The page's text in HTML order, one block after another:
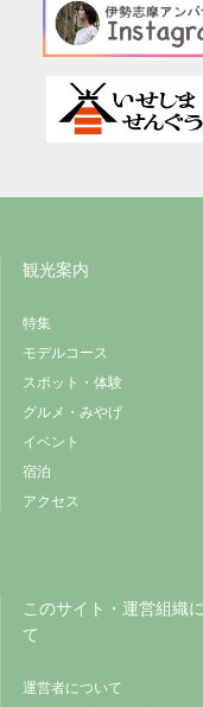
観光案内
特集
モデルコース
スポット・体験
グルメ・みやげ
イベント
宿泊
アクセス
このサイト・運営組織
て
運営者について